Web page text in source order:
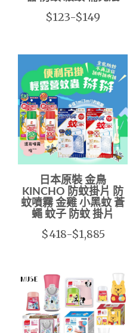
$123-$149
日本原裝 金鳥
KINCHO 防蚊掛片 防
蚊噴霧 金雞 小黑蚊 蒼
蠅 蚊子 防蚊 掛片
$418-$1,885